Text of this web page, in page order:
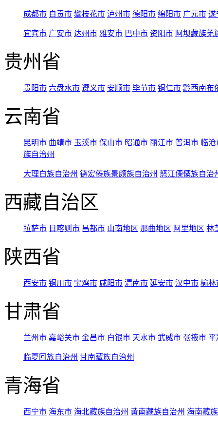
成都市 自贡市 攀枝花市 泸州市 德阳市 绵阳市 广元市 遂
宜宾市 广安市 达州市 雅安市 巴中市 资阳市 阿坝藏族羌
贵州省
贵阳市 六盘水市 遵义市 安顺市 毕节市 铜仁市 黔西南布
云南省
昆明市 曲靖市 玉溪市 保山市 昭通市 丽江市 普洱市 临
族自治州
大理白族自治州 德宏傣族景颇族自治州 怒江傈僳族自治
西藏自治区
拉萨市 日喀则市 昌都市 山南地区 那曲地区 阿里地区 林
陕西省
西安市 铜川市 宝鸡市 咸阳市 渭南市 延安市 汉中市 榆林
甘肃省
兰州市 嘉峪关市 金昌市 白银市 天水市 武威市 张掖市 平
临夏回族自治州 甘南藏族自治州
青海省
西宁市 海东市 海北藏族自治州 黄南藏族自治州 海南藏